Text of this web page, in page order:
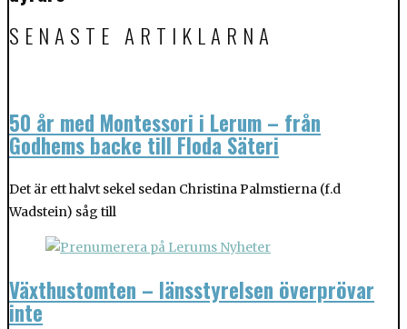
SENASTE ARTIKLARNA
50 år med Montessori i Lerum – från
Godhems backe till Floda Säteri
Det är ett halvt sekel sedan Christina Palmstierna (f.d
Wadstein) såg till
Växthustomten – länsstyrelsen överprövar
inte